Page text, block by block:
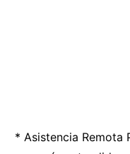
* Asistencia Remota